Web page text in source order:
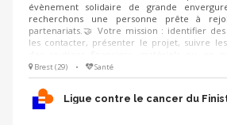
évènement solidaire de grande
recherchons une personne prête à
partenariats.🤝 Votre mission : identifier
les contacter, présenter le projet, suivre
valoriser les partenaires engagés aux
recherche : un·e ambassadeur·rice
dans le contact, qui sait présenter un projet
créer une relation de confiance.
Brest (29) • Santé
Ligue contre le cancer du